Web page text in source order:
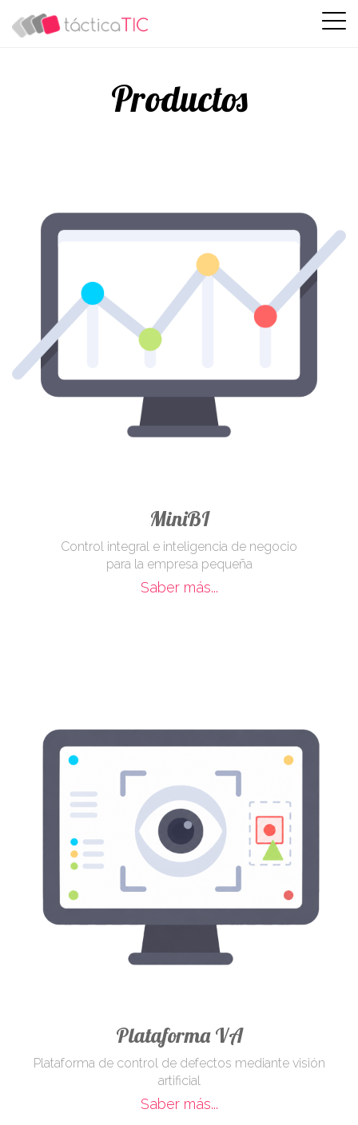
Productos
MiniBI
Control integral e inteligencia de negocio
para la empresa pequeña
Saber más...
Plataforma VA
Plataforma de control de defectos mediante visión
artificial
Saber más...